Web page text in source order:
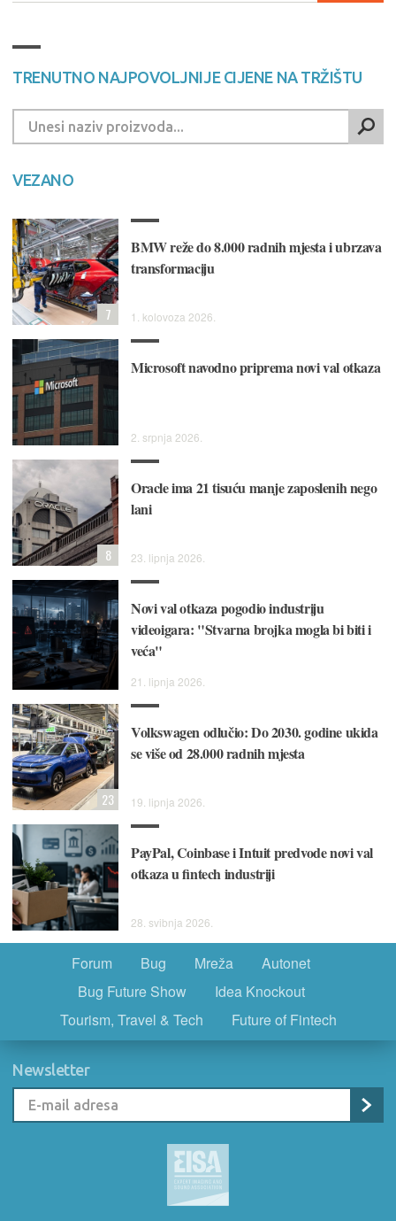
TRENUTNO NAJPOVOLJNIJE CIJENE NA TRŽIŠTU
VEZANO
BMW reže do 8.000 radnih mjesta i ubrzava
transformaciju
1. kolovoza 2026.
7
Microsoft navodno priprema novi val otkaza
2. srpnja 2026.
Oracle ima 21 tisuću manje zaposlenih nego
lani
23. lipnja 2026.
8
Novi val otkaza pogodio industriju
videoigara: "Stvarna brojka mogla bi biti i
veća"
21. lipnja 2026.
Volkswagen odlučio: Do 2030. godine ukida
se više od 28.000 radnih mjesta
19. lipnja 2026.
23
PayPal, Coinbase i Intuit predvode novi val
otkaza u fintech industriji
28. svibnja 2026.
Forum Bug Mreža
Autonet
Bug Future Show
Idea Knockout
Tourism, Travel & Tech
Future of Fintech
Newsletter